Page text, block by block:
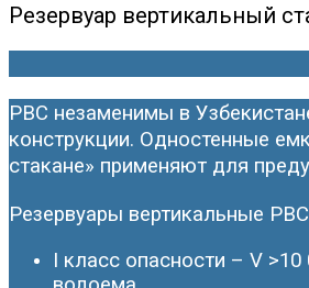
Резервуар вертикальный
РВС незаменимы в
конструкции. Одностенные
стакане» применяют для
Резервуары вертикальные
I класс опасности – V